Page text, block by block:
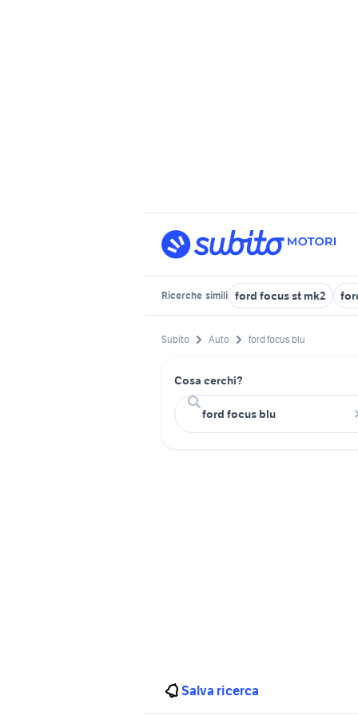
Ricerche simili ford focus st mk2
Subito Auto ford focus blu
Cosa cerchi?
Salva ricerca